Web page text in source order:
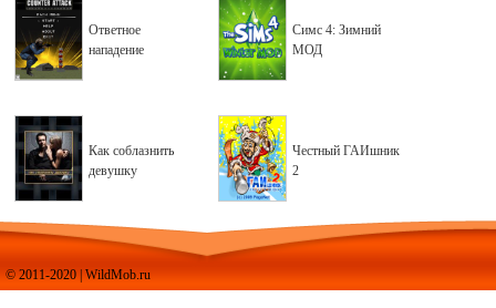
Ответное
нападение
Симс 4: Зимний
МОД
Как соблазнить
девушку
Честный ГАИшник
2
© 2011-2020 | WildMob.ru